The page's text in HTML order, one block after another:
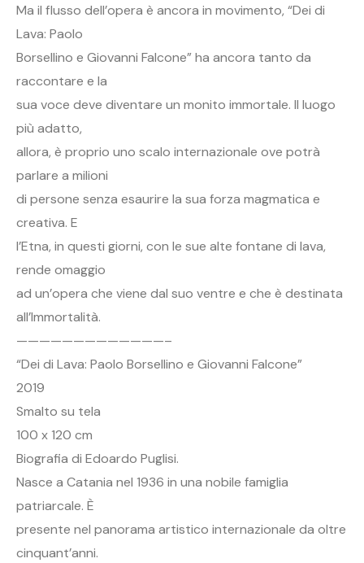
Ma il flusso dell’opera è ancora in movimento, “Dei di
Lava: Paolo
Borsellino e Giovanni Falcone” ha ancora tanto da
raccontare e la
sua voce deve diventare un monito immortale. Il luogo
più adatto,
allora, è proprio uno scalo internazionale ove potrà
parlare a milioni
di persone senza esaurire la sua forza magmatica e
creativa. E
l’Etna, in questi giorni, con le sue alte fontane di lava,
rende omaggio
ad un’opera che viene dal suo ventre e che è destinata
all’Immortalità.
—————————————–
“Dei di Lava: Paolo Borsellino e Giovanni Falcone”
2019
Smalto su tela
100 x 120 cm
Biografia di Edoardo Puglisi.
Nasce a Catania nel 1936 in una nobile famiglia
patriarcale. È
presente nel panorama artistico internazionale da oltre
cinquant’anni.